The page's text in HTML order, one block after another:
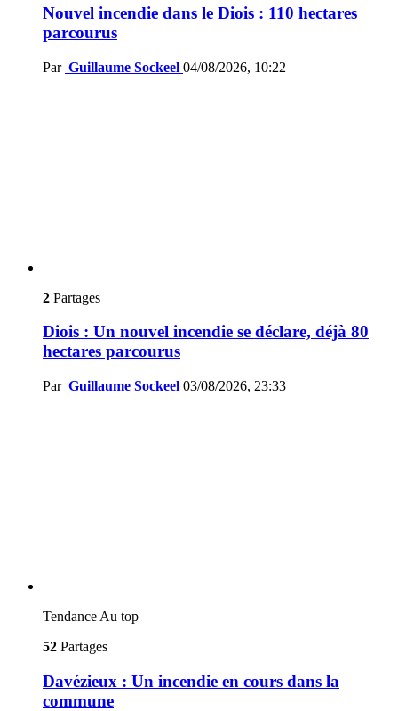
Nouvel incendie dans le Diois : 110 hectares
parcourus
Par Guillaume Sockeel 04/08/2026, 10:22
2 Partages
Diois : Un nouvel incendie se déclare, déjà 80
hectares parcourus
Par Guillaume Sockeel 03/08/2026, 23:33
Tendance Au top
52 Partages
Davézieux : Un incendie en cours dans la
commune